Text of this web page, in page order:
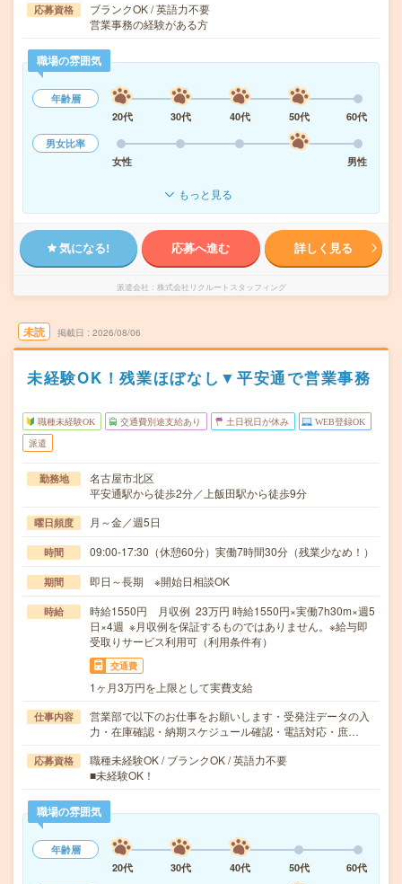
応募資格
ブランクOK / 英語力不要
営業事務の経験がある方
職場の雰囲気
年齢層
20代
30代 40代 50代
60代
男女比率
女性
男性
もっと見る
気になる! 応募へ進む 詳しく見る
派遣会社 株式会社リクルートスタッフィング
未読 掲載日 2026/08/06
未経験OK！残業ほぼなし▼平安通で営業事務
職種未経験OK 交通費別途支給あり 土日祝日が休み WEB登録OK
派遣
勤務地
名古屋市北区
平安通駅から徒歩2分／上飯田駅から徒歩9分
曜日頻度 月～金／週5日
時間 09:00-17:30（休憩60分）実働7時間30分（残業少なめ！）
期間 即日～長期 ※開始日相談OK
時給
時給1550円 月収例 23万円 時給1550円×実働7h30m×週5
日×4週 ※月収例を保証するものではありません。※給与即
受取りサービス利用可（利用条件有）
交通費
1ヶ月3万円を上限として実費支給
仕事内容
営業部で以下のお仕事をお願いします・受発注データの入
力・在庫確認・納期スケジュール確認・電話対応・庶…
応募資格
職種未経験OK / ブランクOK / 英語力不要
■未経験OK！
職場の雰囲気
年齢層
20代
30代 40代 50代
60代